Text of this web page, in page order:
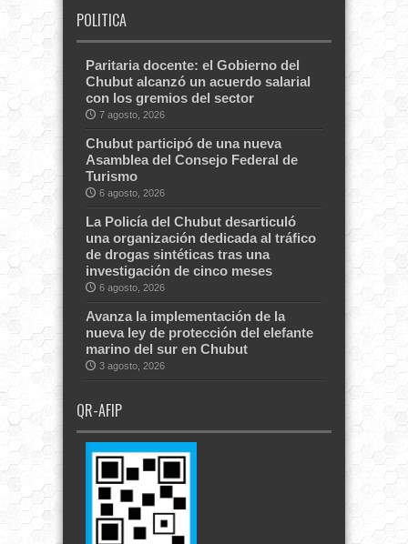
POLITICA
Paritaria docente: el Gobierno del
Chubut alcanzó un acuerdo salarial
con los gremios del sector
7 agosto, 2026
Chubut participó de una nueva
Asamblea del Consejo Federal de
Turismo
6 agosto, 2026
La Policía del Chubut desarticuló
una organización dedicada al tráfico
de drogas sintéticas tras una
investigación de cinco meses
6 agosto, 2026
Avanza la implementación de la
nueva ley de protección del elefante
marino del sur en Chubut
3 agosto, 2026
QR-AFIP